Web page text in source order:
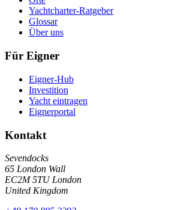
Yachtcharter-Ratgeber
Glossar
Über uns
Für Eigner
Eigner-Hub
Investition
Yacht eintragen
Eignerportal
Kontakt
Sevendocks
65 London Wall
EC2M 5TU London
United Kingdom